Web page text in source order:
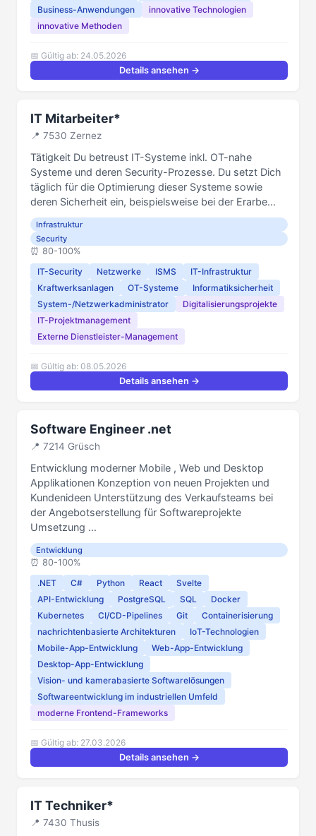
Business-Anwendungen
innovative Technologien
innovative Methoden
📅 Gültig ab: 24.05.2026
Details ansehen →
IT Mitarbeiter*
📍 7530 Zernez
Tätigkeit Du betreust IT-Systeme inkl. OT-nahe
Systeme und deren Security-Prozesse. Du setzt Dich
täglich für die Optimierung dieser Systeme sowie
deren Sicherheit ein, beispielsweise bei der Erarbe...
Infrastruktur
Security
⏰️ 80-100%
IT-Security
Netzwerke ISMS
IT-Infrastruktur
Kraftwerksanlagen
OT-Systeme
Informatiksicherheit
System-/Netzwerkadministrator
Digitalisierungsprojekte
IT-Projektmanagement
Externe Dienstleister-Management
📅 Gültig ab: 08.05.2026
Details ansehen →
Software Engineer .net
📍 7214 Grüsch
Entwicklung moderner Mobile , Web und Desktop
Applikationen Konzeption von neuen Projekten und
Kundenideen Unterstützung des Verkaufsteams bei
der Angebotserstellung für Softwareprojekte
Umsetzung ...
Entwicklung
⏰️ 80-100%
.NET
C# Python React
Svelte
API-Entwicklung
PostgreSQL SQL
Docker
Kubernetes
CI/CD-Pipelines Git
Containerisierung
nachrichtenbasierte Architekturen
IoT-Technologien
Mobile-App-Entwicklung
Web-App-Entwicklung
Desktop-App-Entwicklung
Vision- und kamerabasierte Softwarelösungen
Softwareentwicklung im industriellen Umfeld
moderne Frontend-Frameworks
📅 Gültig ab: 27.03.2026
Details ansehen →
IT Techniker*
📍 7430 Thusis